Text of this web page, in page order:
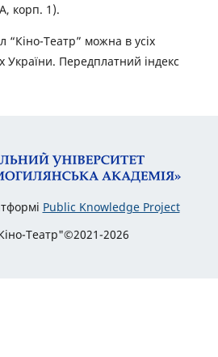
корп. 1).
Театр” можна в усіх
України. Передплатний індекс
Public Knowledge Project
Театр"©2021-2026